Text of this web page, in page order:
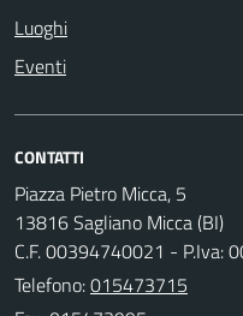
Luoghi
Eventi
CONTATTI
Piazza Pietro Micca, 5
13816 Sagliano Micca (BI)
C.F. 00394740021 - P.Iva:
Telefono:015473715